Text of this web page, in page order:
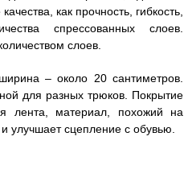
как прочность, гибкость,
спрессованных слоев.
слоев.
– около 20 сантиметров.
для разных трюков. Покрытие
лента, материал, похожий на
улучшает сцепление с обувью.